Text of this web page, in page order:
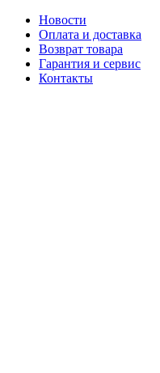
Новости
Оплата и доставка
Возврат товара
Гарантия и сервис
Контакты